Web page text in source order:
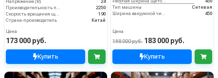
Напряжение (В)
24
2250
190
Страна-производитель
Китай
Цена
173 000 руб.
Купить
Тип машины
Сетевая
450
Цена
198 000 руб. 183 000 руб.
Купить